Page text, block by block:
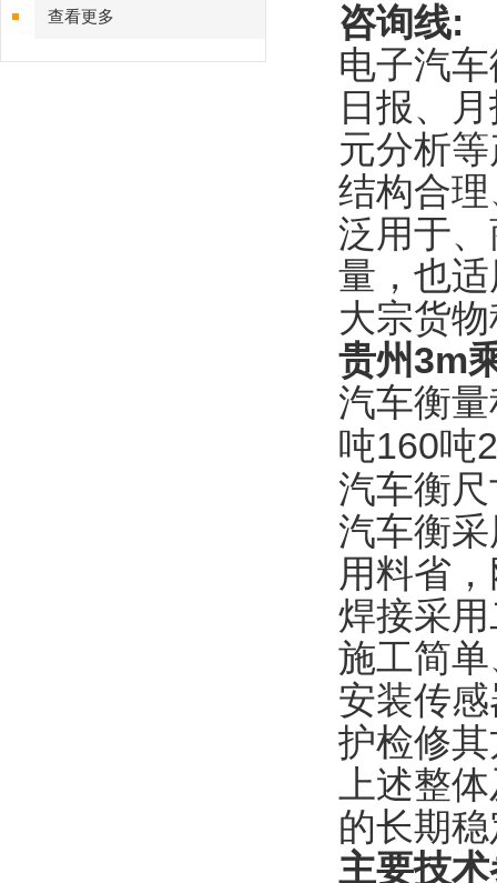
查看更多 咨询线:
电子汽
日报、
元分析
结构合
泛用于
量，也
大宗货
贵州3m
汽车衡
吨160吨
汽车衡
汽车衡
用料省
焊接采
施工简
安装传
护检修
上述整
的长期
主要技